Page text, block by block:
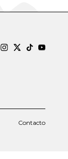
Contacto